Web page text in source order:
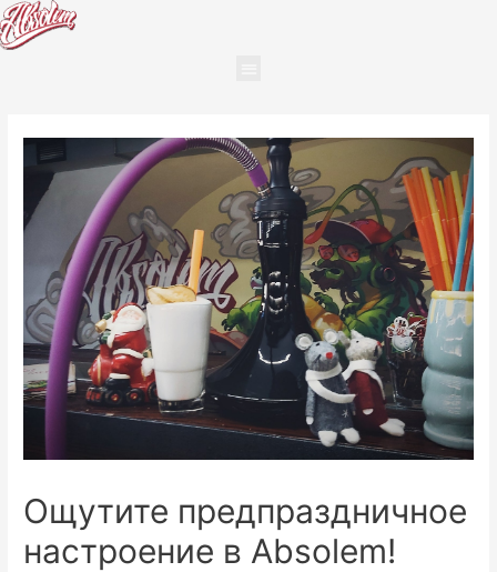
Ощутите предпраздничное
настроение в Absolem!